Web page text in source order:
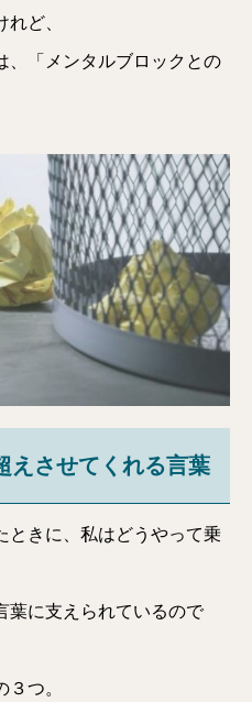
ど、
、「メンタルブロックとの
えさせてくれる言葉
ときに、私はどうやって乗
葉に支えられているので
つ。